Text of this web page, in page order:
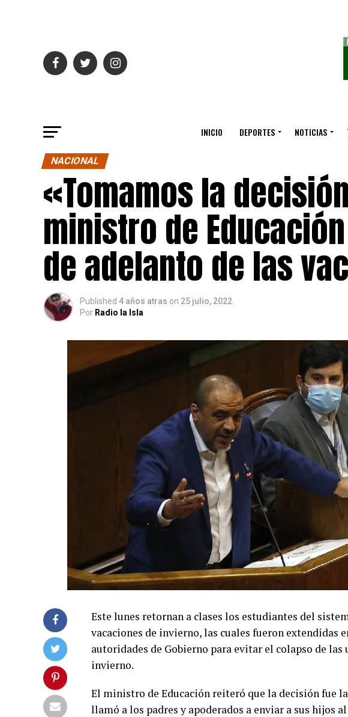
INICIO DEPORTES NOTICIAS
NACIONAL
«Tomamos la
ministro de
de adelanto de las
Published 4 años atras on 25 julio, 2022
Por Radio la Isla
Este lunes retornan a clases los estudiantes del
vacaciones de invierno, las cuales fueron extendidas
autoridades de Gobierno para evitar el colapso de
invierno.
El ministro de Educación reiteró que la decisión fue
llamó a los padres y apoderados a enviar a sus hijos